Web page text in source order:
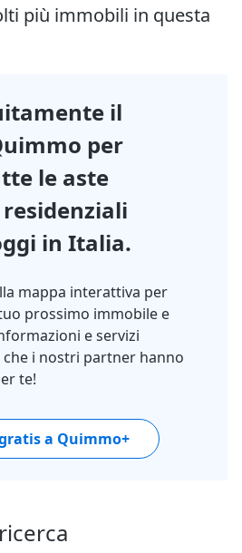
più immobili in questa
il
per
le aste
in Italia.
mappa interattiva per
prossimo immobile e
e servizi
i nostri partner hanno
te!
a Quimmo+